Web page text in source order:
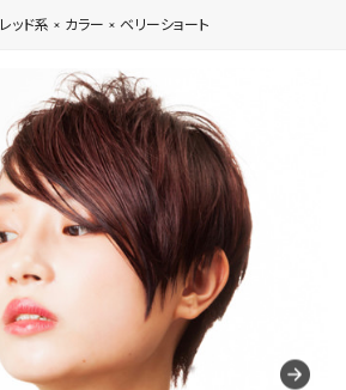
レッド系 × カラー × ベリーショート